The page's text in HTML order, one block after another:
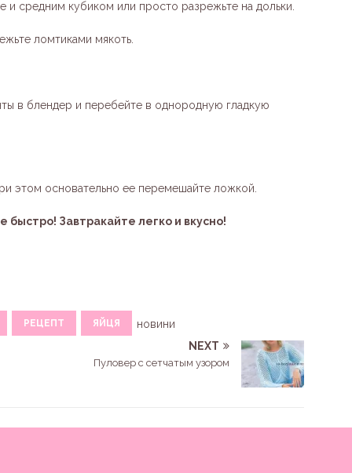
и средним кубиком или просто разрежьте на дольки.
ломтиками мякоть.
в блендер и перебейте в однородную гладкую
этом основательно ее перемешайте ложкой.
быстро! Завтракайте легко и вкусно!
РЕЦЕПТ ЯЙЦЯ
новини
NEXT
Пуловер с сетчатым узором